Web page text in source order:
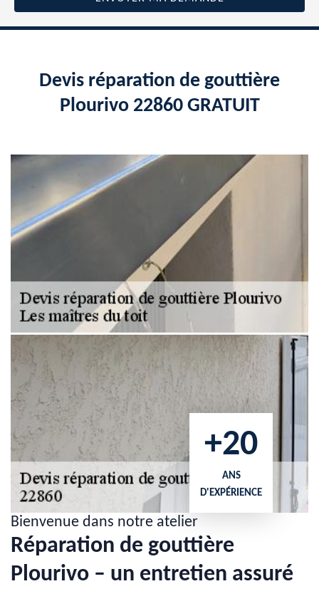
Devis réparation de gouttière
Plourivo 22860 GRATUIT
+20
ANS
D'EXPÉRIENCE
Bienvenue dans notre atelier
Réparation de gouttière
Plourivo – un entretien assuré